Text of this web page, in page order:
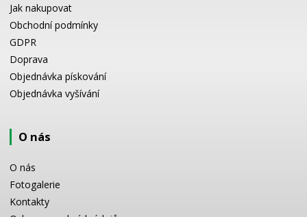
Jak nakupovat
Obchodní podmínky
GDPR
Doprava
Objednávka pískování
Objednávka vyšívání
O nás
O nás
Fotogalerie
Kontakty